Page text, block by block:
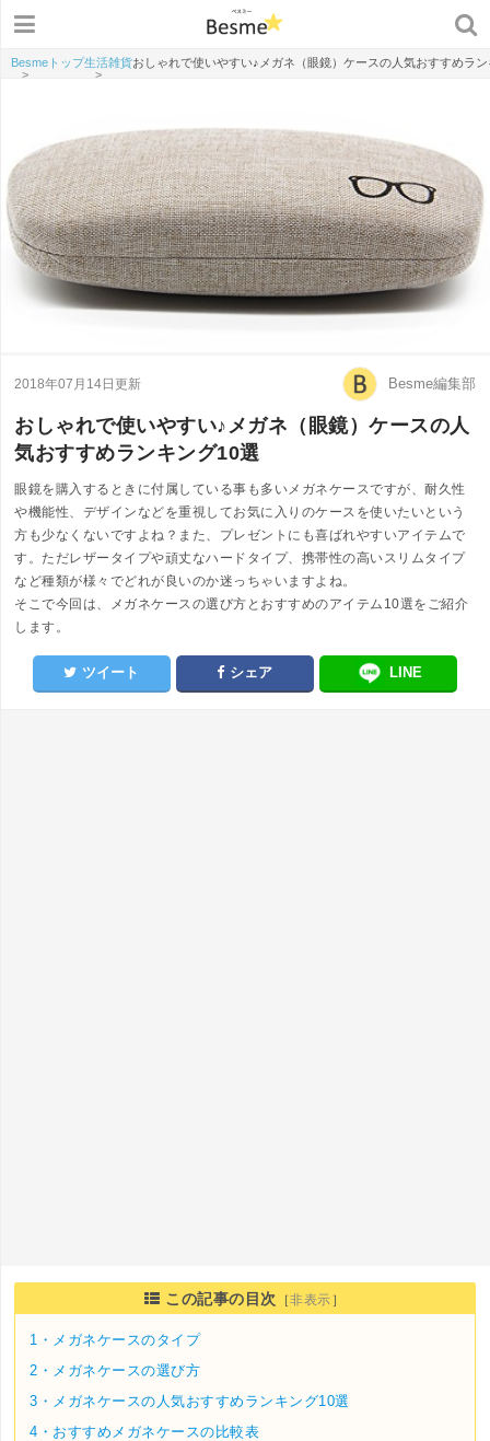
Besmeトップ
>
生活雑貨
>
おしゃれで使いやすい♪メガネ（眼鏡）ケースの人気おすすめラ
2018年07月14日更新 Besme編集部
おしゃれで使いやすい♪メガネ（眼鏡）ケースの人
気おすすめランキング10選
眼鏡を購入するときに付属している事も多いメガネケースですが、耐久性
や機能性、デザインなどを重視してお気に入りのケースを使いたいという
方も少なくないですよね？また、プレゼントにも喜ばれやすいアイテムで
す。ただレザータイプや頑丈なハードタイプ、携帯性の高いスリムタイプ
など種類が様々でどれが良いのか迷っちゃいますよね。
そこで今回は、メガネケースの選び方とおすすめのアイテム10選をご紹介
します。
ツイート シェア LINE
この記事の目次 ［非表示 ］
1・ メガネケースのタイプ
2・ メガネケースの選び方
3・ メガネケースの人気おすすめランキング10選
4・ おすすめメガネケースの比較表